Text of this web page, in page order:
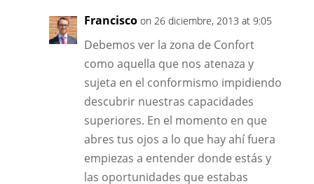
Francisco on 26 diciembre, 2013 at 9:05
Debemos ver la zona de Confort
como aquella que nos atenaza y
sujeta en el conformismo impidiendo
descubrir nuestras capacidades
superiores. En el momento en que
abres tus ojos a lo que hay ahí fuera
empiezas a entender donde estás y
las oportunidades que estabas